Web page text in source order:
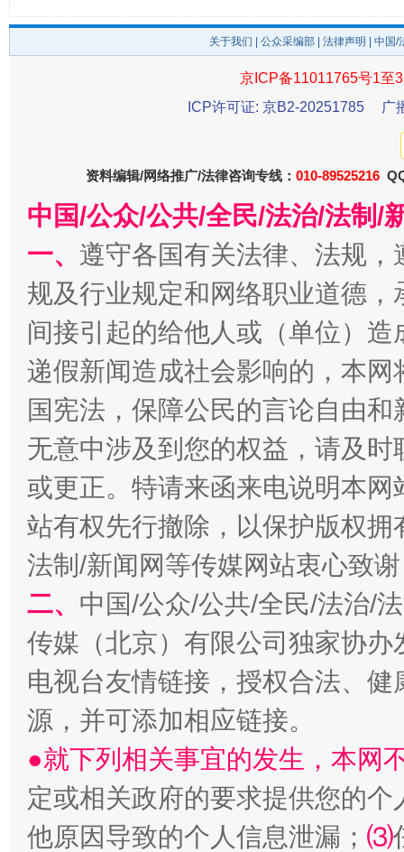
受贿1.44亿！段成刚被判无期 从幼
全民健身五年计划来了！等你上场
关于我们 公众采编部 法律声明 | 中国
京ICP备11011765号1至
ICP许可证: 京B2-20251785
广
资料编辑/网络推广/法律咨询专线： 010-89525216
中国/公众/公共/全民/法治/法制/
一、 遵守各国有关法律、法规
规及行业规定和网络职业道德
间接引起的给他人或（单位）
递假新闻造成社会影响的，本
国宪法，保障公民的言论自由
无意中涉及到您的权益，请及
或更正。特请来函来电说明本
站有权先行撤除，以保护版权
法制/新闻网等传媒网站衷心致
二、 中国/公众/公共/全民/法治/
传媒（北京）有限公司独家协
电视台友情链接，授权合法、
源，并可添加相应链接。
●就下列相关事宜的发生，本网
定或相关政府的要求提供您的个
他原因导致的个人信息泄漏； ⑶